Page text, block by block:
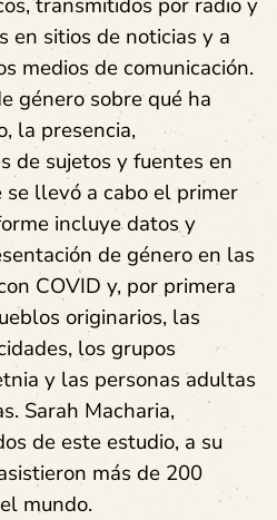
en sitios de noticias y a
medios de comunicación.
género sobre qué ha
la presencia,
de sujetos y fuentes en
se llevó a cabo el primer
incluye datos y
de género en las
COVID y, por primera
originarios, las
los grupos
y las personas adultas
Sarah Macharia,
de este estudio, a su
más de 200
mundo.